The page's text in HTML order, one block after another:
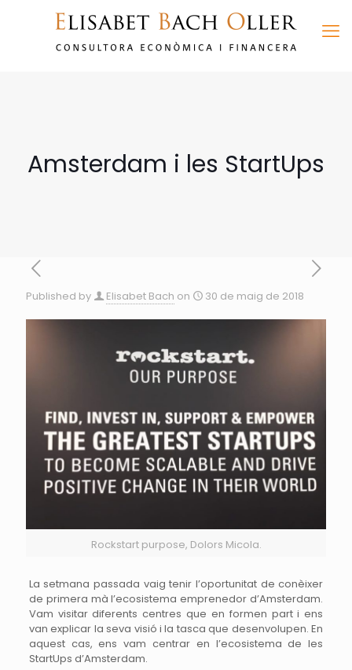
Amsterdam i les StartUps
Published by Elisabet Bach on 30 de maig de 2018
Rockstart purpose, Dolors Micola.
La setmana passada vaig tenir l’oportunitat de conèixer
de primera mà l’ecosistema emprenedor d’Amsterdam.
Vam visitar diferents centres que en formen part i ens
van explicar la seva visió i la tasca que desenvolupen. En
aquest cas, ens vam centrar en l’ecosistema de les
StartUps d’Amsterdam.